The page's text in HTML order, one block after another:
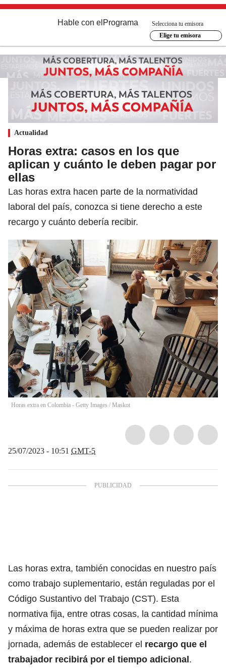
Hable con el Programa
Selecciona tu emisora
Elige tu emisora
Actualidad
Horas extra: casos en los que
aplican y cuánto le deben pagar por
ellas
Las horas extra hacen parte de la normatividad
laboral del país, conozca si tiene derecho a este
recargo y cuánto debería recibir.
Horas extra en Colombia - Getty Images / Maskot
25/07/2023 - 10:51 GMT-5
Las horas extra, también conocidas en nuestro país
como trabajo suplementario, están reguladas por el
Código Sustantivo del Trabajo (CST). Esta
normativa fija, entre otras cosas, la cantidad mínima
y máxima de horas extra que se pueden realizar por
jornada, además de establecer el recargo que el
trabajador recibirá por el tiempo adicional.